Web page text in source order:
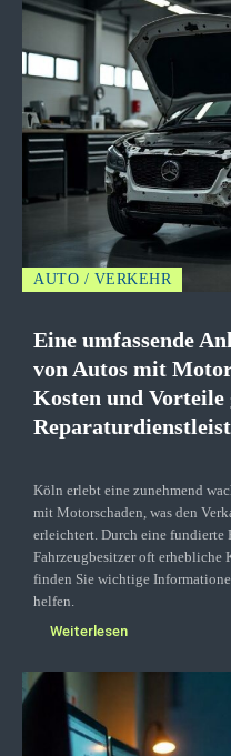
AUTO / VERKEHR
Eine umfassende
von Autos mit
Kosten und Vorteile
Köln erlebt eine zunehmend
mit Motorschaden, was den
erleichtert. Durch eine fundierte
Fahrzeugbesitzer oft erhebliche
finden Sie wichtige
helfen.
Weiterlesen